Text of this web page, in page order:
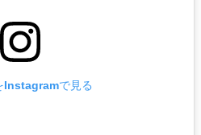
Instagramで見る